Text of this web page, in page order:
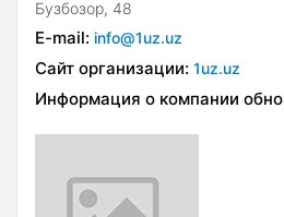
Бузбозор, 48
E-mail: info@1uz.uz
Сайт организации: 1uz.uz
Информация о компании